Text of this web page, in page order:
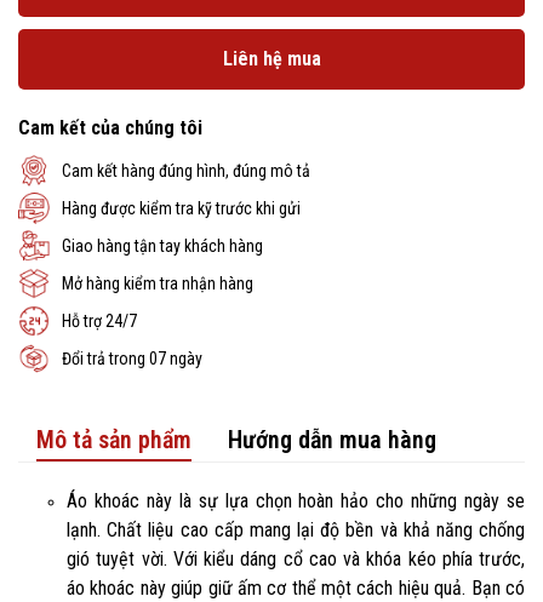
Liên hệ mua
Cam kết của chúng tôi
Cam kết hàng đúng hình, đúng mô tả
Hàng được kiểm tra kỹ trước khi gửi
Giao hàng tận tay khách hàng
Mở hàng kiểm tra nhận hàng
Hỗ trợ 24/7
Đổi trả trong 07 ngày
Mô tả sản phẩm Hướng dẫn mua hàng
Áo khoác này là sự lựa chọn hoàn hảo cho những ngày se
lạnh. Chất liệu cao cấp mang lại độ bền và khả năng chống
gió tuyệt vời. Với kiểu dáng cổ cao và khóa kéo phía trước,
áo khoác này giúp giữ ấm cơ thể một cách hiệu quả. Bạn có